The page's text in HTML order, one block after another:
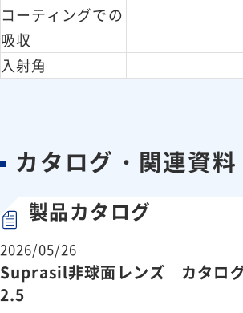
コーティングでの
吸収
入射角
カタログ・関連資料
製品カタログ
2026/05/26
Suprasil非球面レンズ カタロ
2.5